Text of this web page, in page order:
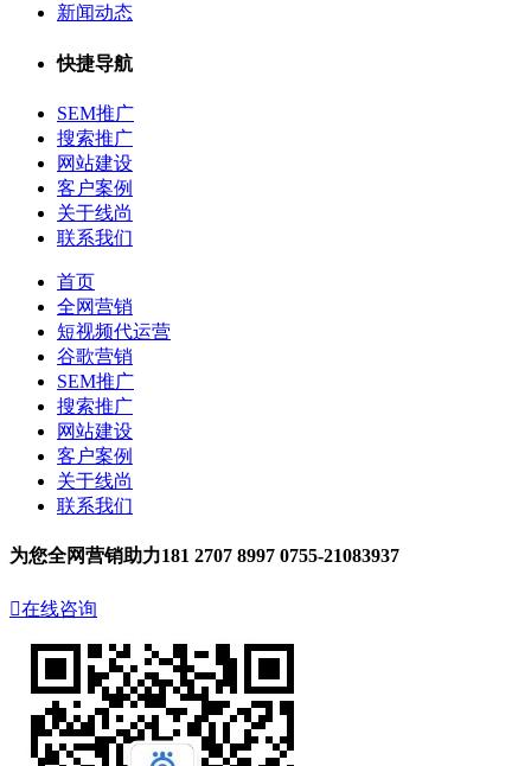
新闻动态
快捷导航
SEM推广
搜索推广
网站建设
客户案例
关于线尚
联系我们
首页
全网营销
短视频代运营
谷歌营销
SEM推广
搜索推广
网站建设
客户案例
关于线尚
联系我们
为您全网营销助力181 2707 8997 0755-21083937
在线咨询